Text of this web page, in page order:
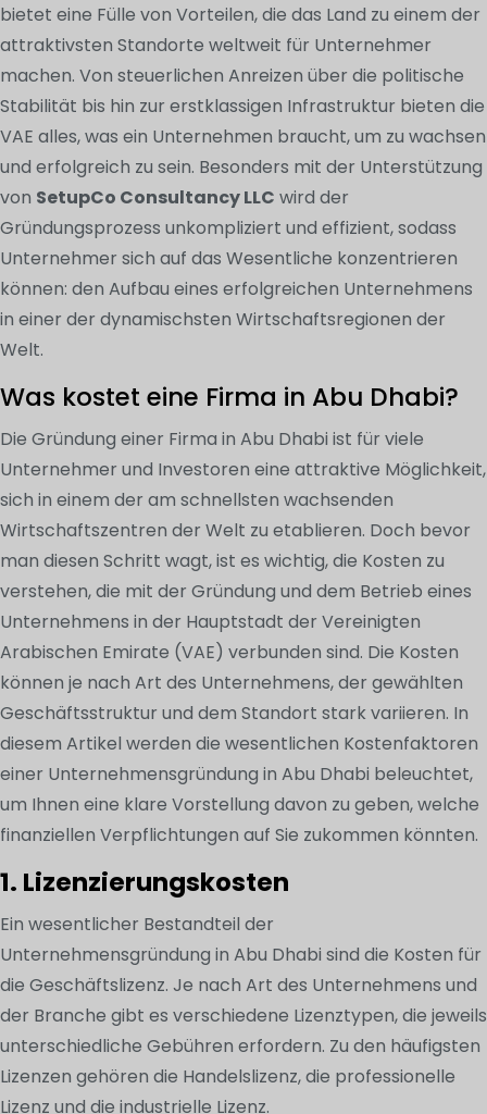
bietet eine Fülle von Vorteilen, die das Land zu einem der
attraktivsten Standorte weltweit für Unternehmer
machen. Von steuerlichen Anreizen über die politische
Stabilität bis hin zur erstklassigen Infrastruktur bieten die
VAE alles, was ein Unternehmen braucht, um zu wachsen
und erfolgreich zu sein. Besonders mit der Unterstützung
von SetupCo Consultancy LLC wird der
Gründungsprozess unkompliziert und effizient, sodass
Unternehmer sich auf das Wesentliche konzentrieren
können: den Aufbau eines erfolgreichen Unternehmens
in einer der dynamischsten Wirtschaftsregionen der
Welt.
Was kostet eine Firma in Abu Dhabi?
Die Gründung einer Firma in Abu Dhabi ist für viele
Unternehmer und Investoren eine attraktive Möglichkeit,
sich in einem der am schnellsten wachsenden
Wirtschaftszentren der Welt zu etablieren. Doch bevor
man diesen Schritt wagt, ist es wichtig, die Kosten zu
verstehen, die mit der Gründung und dem Betrieb eines
Unternehmens in der Hauptstadt der Vereinigten
Arabischen Emirate (VAE) verbunden sind. Die Kosten
können je nach Art des Unternehmens, der gewählten
Geschäftsstruktur und dem Standort stark variieren. In
diesem Artikel werden die wesentlichen Kostenfaktoren
einer Unternehmensgründung in Abu Dhabi beleuchtet,
um Ihnen eine klare Vorstellung davon zu geben, welche
finanziellen Verpflichtungen auf Sie zukommen könnten.
1. Lizenzierungskosten
Ein wesentlicher Bestandteil der
Unternehmensgründung in Abu Dhabi sind die Kosten für
die Geschäftslizenz. Je nach Art des Unternehmens und
der Branche gibt es verschiedene Lizenztypen, die jeweils
unterschiedliche Gebühren erfordern. Zu den häufigsten
Lizenzen gehören die Handelslizenz, die professionelle
Lizenz und die industrielle Lizenz.